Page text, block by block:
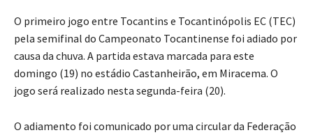
O primeiro jogo entre Tocantins e Tocantinópolis EC (TEC)
pela semifinal do Campeonato Tocantinense foi adiado por
causa da chuva. A partida estava marcada para este
domingo (19) no estádio Castanheirão, em Miracema. O
jogo será realizado nesta segunda-feira (20).
O adiamento foi comunicado por uma circular da Federação